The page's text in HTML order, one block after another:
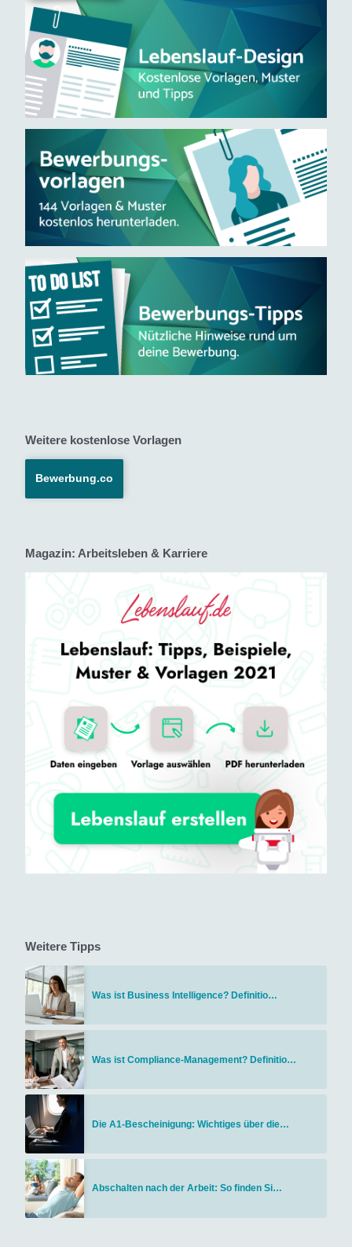
Weitere kostenlose Vorlagen
Bewerbung.co
Magazin: Arbeitsleben & Karriere
Weitere Tipps
Was ist Business Intelligence? Definitio…
Was ist Compliance-Management? Definitio…
Die A1-Bescheinigung: Wichtiges über die…
Abschalten nach der Arbeit: So finden Si…